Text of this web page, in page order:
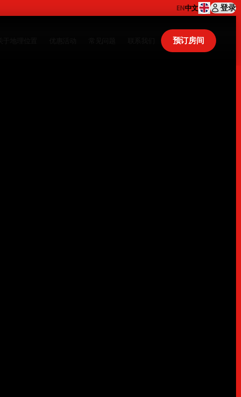
EN中文 登录
预订房间